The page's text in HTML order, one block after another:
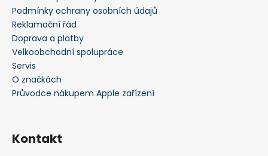
Podmínky ochrany osobních údajů
Reklamační řád
Doprava a platby
Velkoobchodní spolupráce
Servis
O značkách
Průvodce nákupem Apple zařízení
Kontakt